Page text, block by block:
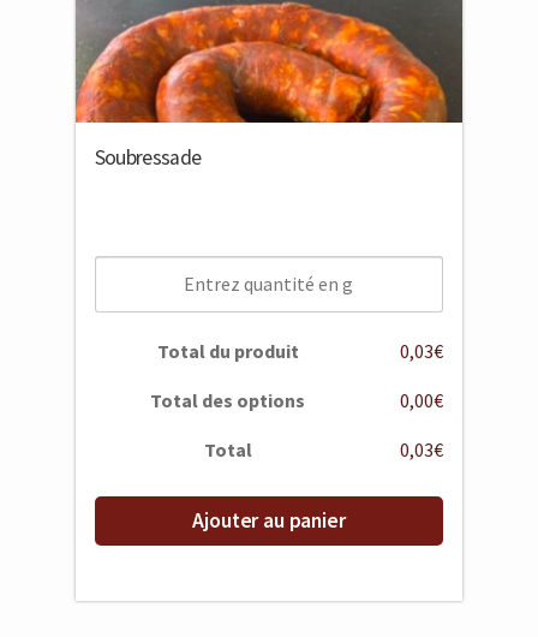
Soubressade
Total du produit 0,03€
Total des options 0,00€
Total 0,03€
Ajouter au panier